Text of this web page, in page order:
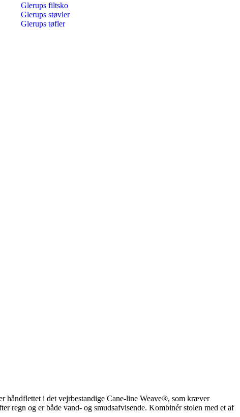
Glerups filtsko
Glerups støvler
Glerups tøfler
håndflettet i det vejrbestandige Cane-line Weave®, som kræver
regn og er både vand- og smudsafvisende. Kombinér stolen med et af